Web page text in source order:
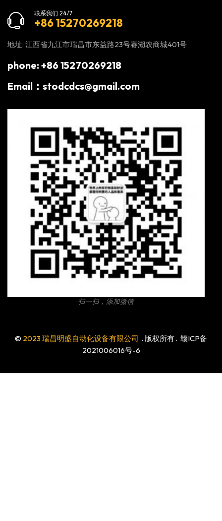
联系我们 24/7
+86 15270269218
地址: 江西省九江市瑞昌市东益路23号赛湖农商城401号
phone: +86 15270269218
Email：stodcdcs@gmail.com
扫一扫，添加微信
© 2023 瑞昌明盛自动化设备有限公司 . 版权所有 . 赣ICP备
2021006016号-6